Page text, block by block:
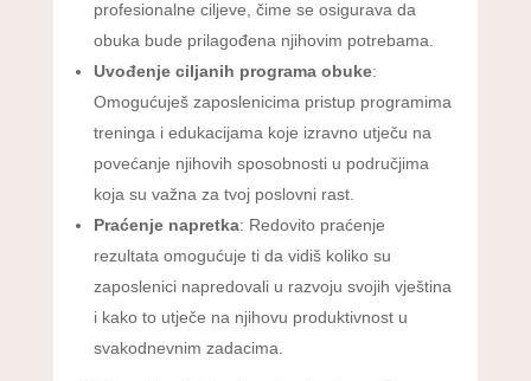
profesionalne ciljeve, čime se osigurava da
obuka bude prilagođena njihovim potrebama.
Uvođenje ciljanih programa obuke:
Omogućuješ zaposlenicima pristup programima
treninga i edukacijama koje izravno utječu na
povećanje njihovih sposobnosti u područjima
koja su važna za tvoj poslovni rast.
Praćenje napretka: Redovito praćenje
rezultata omogućuje ti da vidiš koliko su
zaposlenici napredovali u razvoju svojih vještina
i kako to utječe na njihovu produktivnost u
svakodnevnim zadacima.